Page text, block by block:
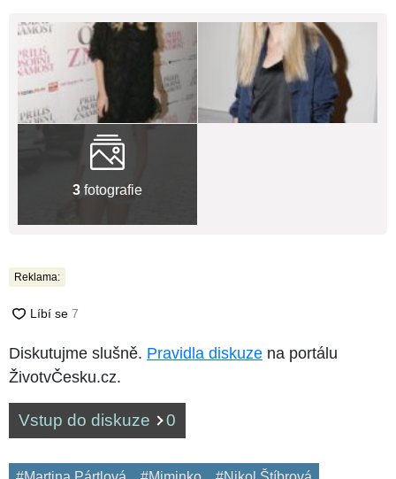
3 fotografie
Reklama:
Diskutujme slušně. Pravidla diskuze na portálu
ŽivotvČesku.cz.
Vstup do diskuze 0